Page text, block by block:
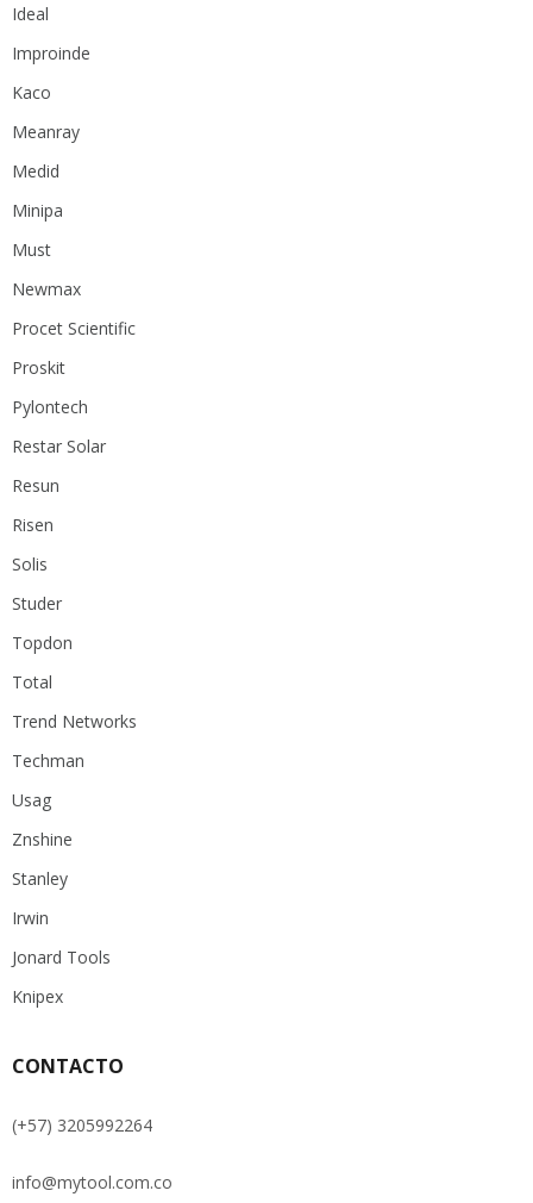
Ideal
Improinde
Kaco
Meanray
Medid
Minipa
Must
Newmax
Procet Scientific
Proskit
Pylontech
Restar Solar
Resun
Risen
Solis
Studer
Topdon
Total
Trend Networks
Techman
Usag
Znshine
Stanley
Irwin
Jonard Tools
Knipex
CONTACTO
(+57) 3205992264
info@mytool.com.co